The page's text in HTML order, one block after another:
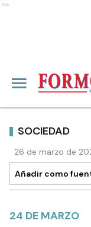
Ads
SOCIEDAD
26 de marzo de
Añadir como
24 DE MARZO